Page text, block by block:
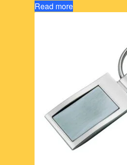
Read more